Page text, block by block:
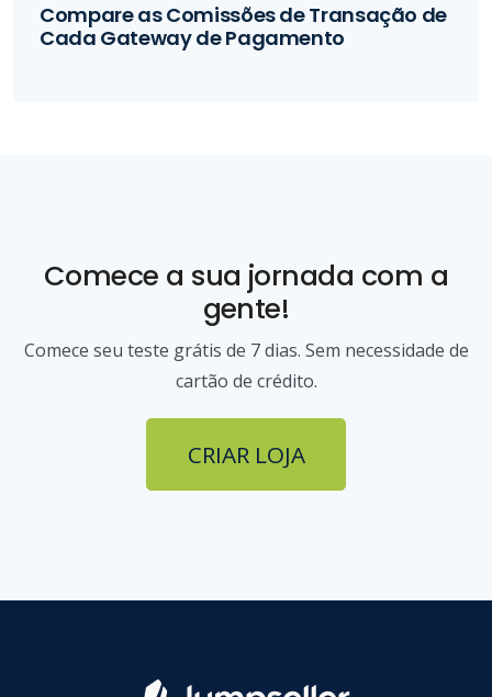
Compare as Comissões de Transação de
Cada Gateway de Pagamento
Comece a sua jornada com a
gente!
Comece seu teste grátis de 7 dias. Sem necessidade de
cartão de crédito.
CRIAR LOJA